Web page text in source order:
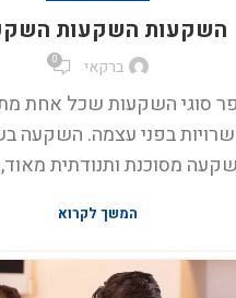
השקעות השקעות
ברקאי 0
סוגי השקעות שכל אחת
בפני עצמה. השקעה
מסוכנת ותנודתית מאוד,
המשך לקרוא